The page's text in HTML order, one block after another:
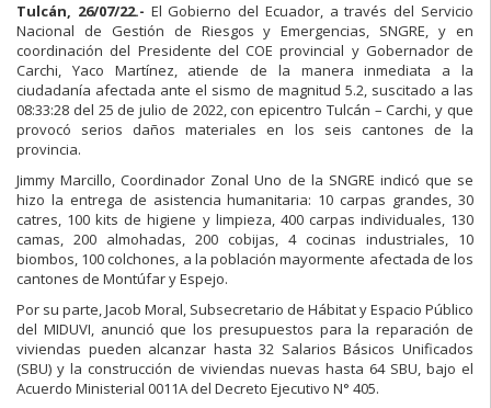
Tulcán, 26/07/22.- El Gobierno del Ecuador, a través del Servicio
Nacional de Gestión de Riesgos y Emergencias, SNGRE, y en
coordinación del Presidente del COE provincial y Gobernador de
Carchi, Yaco Martínez, atiende de la manera inmediata a la
ciudadanía afectada ante el sismo de magnitud 5.2, suscitado a las
08:33:28 del 25 de julio de 2022, con epicentro Tulcán – Carchi, y que
provocó serios daños materiales en los seis cantones de la
provincia.
Jimmy Marcillo, Coordinador Zonal Uno de la SNGRE indicó que se
hizo la entrega de asistencia humanitaria: 10 carpas grandes, 30
catres, 100 kits de higiene y limpieza, 400 carpas individuales, 130
camas, 200 almohadas, 200 cobijas, 4 cocinas industriales, 10
biombos, 100 colchones, a la población mayormente afectada de los
cantones de Montúfar y Espejo.
Por su parte, Jacob Moral, Subsecretario de Hábitat y Espacio Público
del MIDUVI, anunció que los presupuestos para la reparación de
viviendas pueden alcanzar hasta 32 Salarios Básicos Unificados
(SBU) y la construcción de viviendas nuevas hasta 64 SBU, bajo el
Acuerdo Ministerial 0011A del Decreto Ejecutivo N° 405.